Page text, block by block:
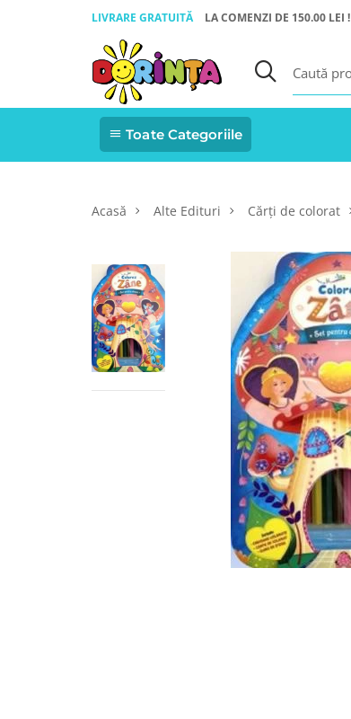
LIVRARE GRATUITĂ LA COMENZI DE 150.00 LEI !
Toate Categoriile
Acasă Alte Edituri Cărți de colorat